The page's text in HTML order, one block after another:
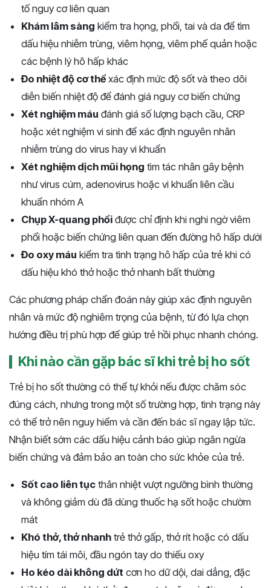
tố nguy cơ liên quan
Khám lâm sàng kiểm tra họng, phổi, tai và da để tìm
dấu hiệu nhiễm trùng, viêm họng, viêm phế quản hoặc
các bệnh lý hô hấp khác
Đo nhiệt độ cơ thểxác định mức độ sốt và theo dõi
diễn biến nhiệt độ để đánh giá nguy cơ biến chứng
Xét nghiệm máu đánh giá số lượng bạch cầu, CRP
hoặc xét nghiệm vi sinh để xác định nguyên nhân
nhiễm trùng do virus hay vi khuẩn
Xét nghiệm dịch mũi họng tìm tác nhân gây bệnh
như virus cúm, adenovirus hoặc vi khuẩn liên cầu
khuẩn nhóm A
Chụp X-quang phổi được chỉ định khi nghi ngờ viêm
phổi hoặc biến chứng liên quan đến đường hô hấp dưới
Đo oxy máu kiểm tra tình trạng hô hấp của trẻ khi có
dấu hiệu khó thở hoặc thở nhanh bất thường
Các phương pháp chẩn đoán này giúp xác định nguyên
nhân và mức độ nghiêm trọng của bệnh, từ đó lựa chọn
hướng điều trị phù hợp để giúp trẻ hồi phục nhanh chóng.
Khi nào cần gặp bác sĩ khi trẻ bị ho sốt
Trẻ bị ho sốt thường có thể tự khỏi nếu được chăm sóc
đúng cách, nhưng trong một số trường hợp, tình trạng này
có thể trở nên nguy hiểm và cần đến bác sĩ ngay lập tức.
Nhận biết sớm các dấu hiệu cảnh báo giúp ngăn ngừa
biến chứng và đảm bảo an toàn cho sức khỏe của trẻ.
Sốt cao liên tục thân nhiệt vượt ngưỡng bình thường
và không giảm dù đã dùng thuốc hạ sốt hoặc chườm
mát
Khó thở, thở nhanh trẻ thở gấp, thở rít hoặc có dấu
hiệu tím tái môi, đầu ngón tay do thiếu oxy
Ho kéo dài không dứt cơn ho dữ dội, dai dẳng, đặc